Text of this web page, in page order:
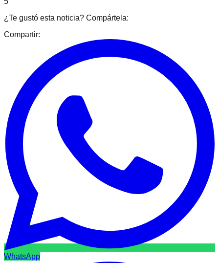
¿Te gustó esta noticia? Compártela:
Compartir:
WhatsApp